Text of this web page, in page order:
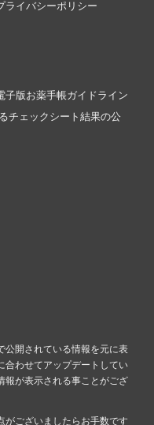
ライバシーポリシー
子版お薬手帳ガイドライン
チェックシート結果の公
公開されている情報を元に表
合わせてアップデートしてい
報が表示される事ことがござ
がございましたらお手数です